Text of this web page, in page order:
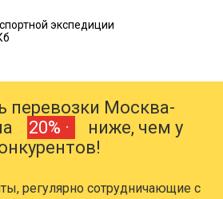
экспедиции
перевозки Москва-
20% ·
ниже, чем у
регулярно сотрудничающие с